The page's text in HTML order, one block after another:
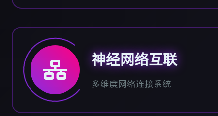
神经网络互联
多维度网络连接系统